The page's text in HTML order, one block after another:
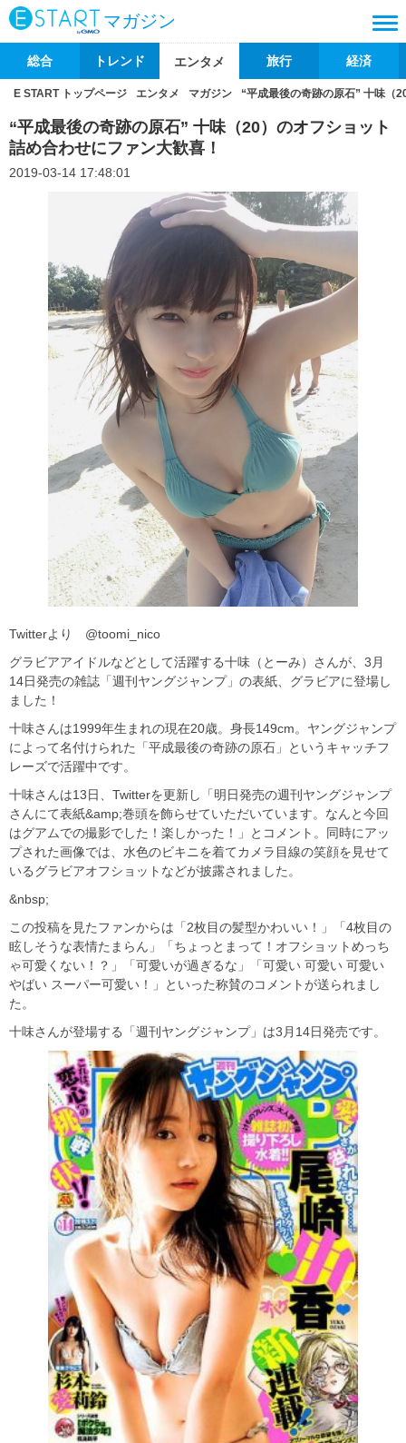
マガジン
総合 トレンド エンタメ 旅行 経済
E START トップページ エンタメ マガジン “平成最後の奇跡の原石” 十味（
“平成最後の奇跡の原石” 十味（20）のオフショット
詰め合わせにファン大歓喜！
2019-03-14 17:48:01
Twitterより @toomi_nico
グラビアアイドルなどとして活躍する十味（とーみ）さんが、3月
14日発売の雑誌「週刊ヤングジャンプ」の表紙、グラビアに登場し
ました！
十味さんは1999年生まれの現在20歳。身長149cm。ヤングジャンプ
によって名付けられた「平成最後の奇跡の原石」というキャッチフ
レーズで活躍中です。
十味さんは13日、Twitterを更新し「明日発売の週刊ヤングジャンプ
さんにて表紙&amp;巻頭を飾らせていただいています。なんと今回
はグアムでの撮影でした！楽しかった！」とコメント。同時にアッ
プされた画像では、水色のビキニを着てカメラ目線の笑顔を見せて
いるグラビアオフショットなどが披露されました。
&nbsp;
この投稿を見たファンからは「2枚目の髪型かわいい！」「4枚目の
眩しそうな表情たまらん」「ちょっとまって！オフショットめっち
ゃ可愛くない！？」「可愛いが過ぎるな」「可愛い 可愛い 可愛い
やばい スーパー可愛い！」といった称賛のコメントが送られまし
た。
十味さんが登場する「週刊ヤングジャンプ」は3月14日発売です。